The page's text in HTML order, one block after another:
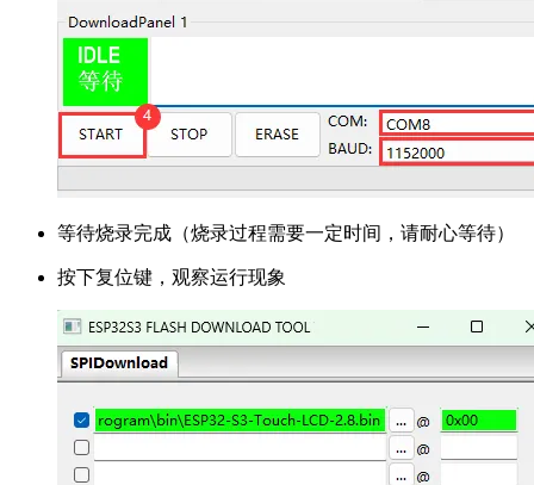
等待烧录完成（烧录过程需要一定时间，请耐心等待）
按下复位键，观察运行现象